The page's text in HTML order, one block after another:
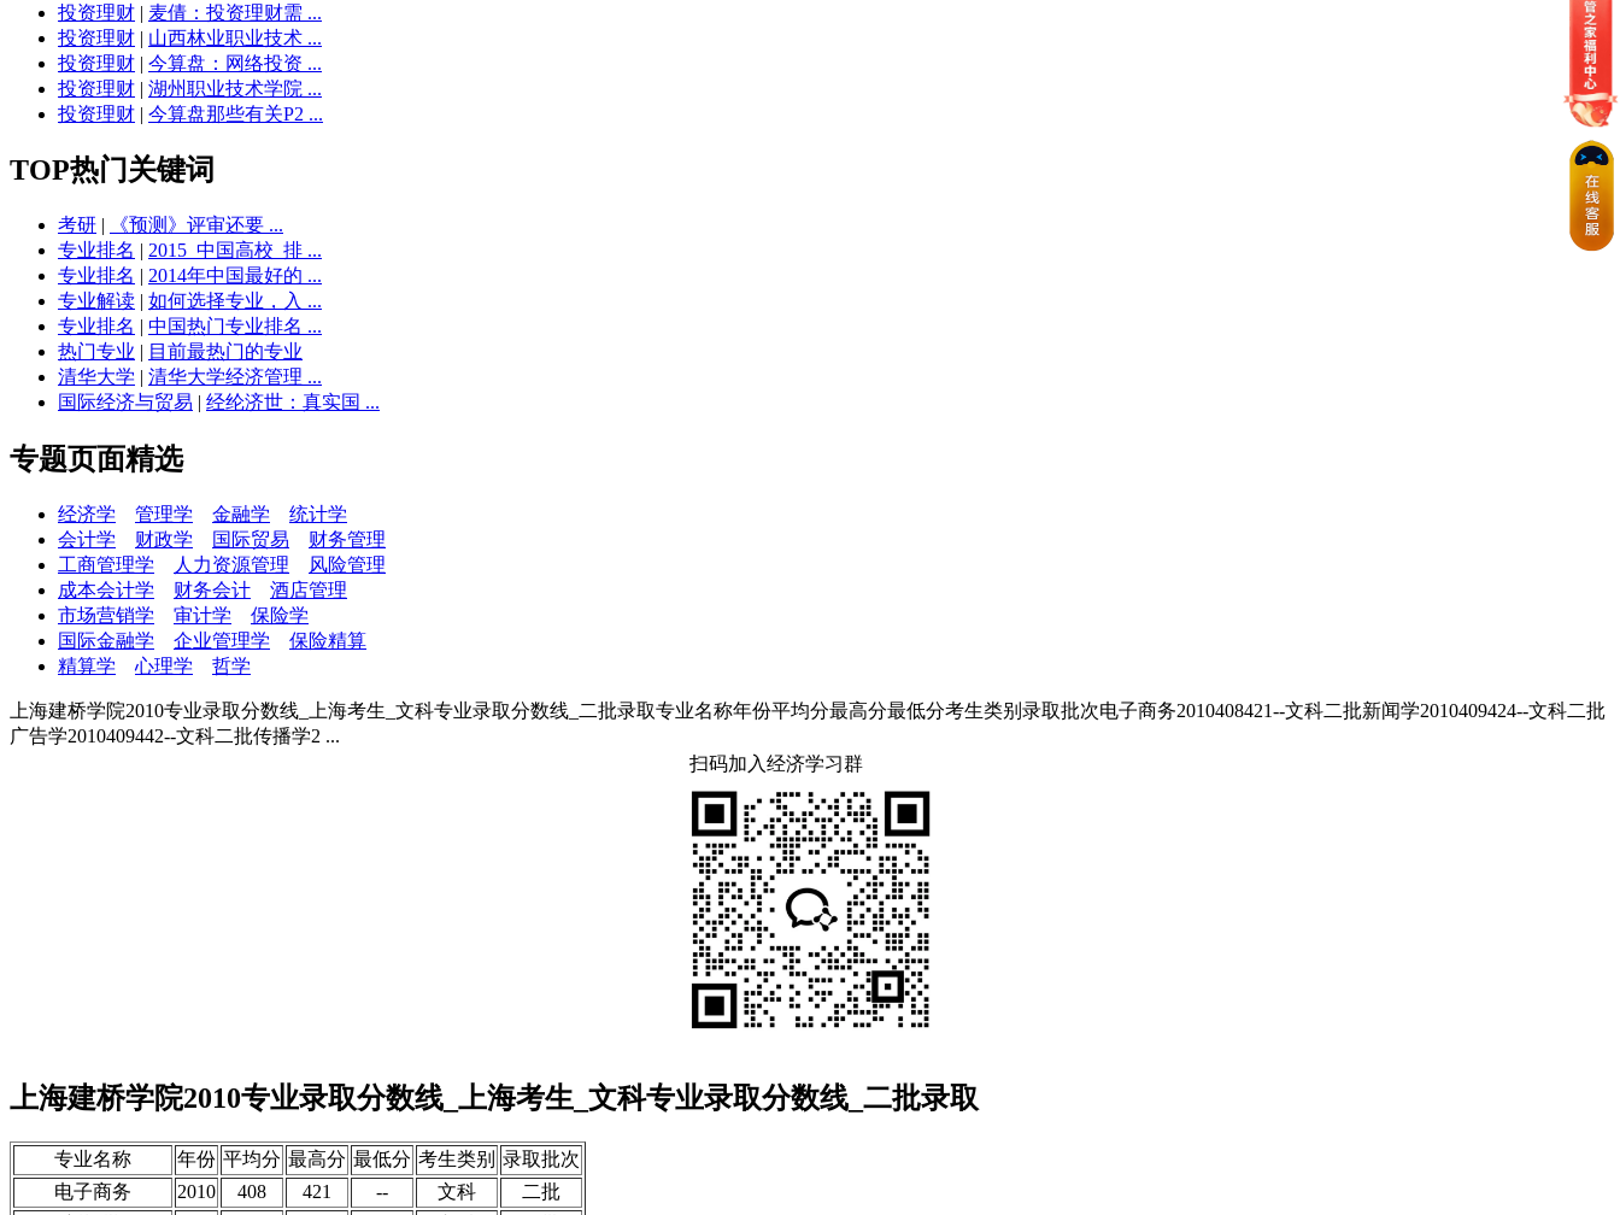
投资理财 | 麦倩：投资理财需 ...
投资理财 | 山西林业职业技术 ...
投资理财 | 今算盘：网络投资 ...
投资理财 | 湖州职业技术学院 ...
投资理财 | 今算盘那些有关P2 ...
TOP热门关键词
考研 |
《预测》评审还要 ...
专业排名 | 2015_中国高校_排 ...
专业排名 | 2014年中国最好的 ...
专业解读 | 如何选择专业，入 ...
专业排名 | 中国热门专业排名 ...
热门专业 | 目前最热门的专业
清华大学 | 清华大学经济管理 ...
国际经济与贸易 | 经纶济世：真实国 ...
专题页面精选
经济学 管理学 金融学
统计学
会计学
财政学 国际贸易
财务管理
工商管理学
人力资源管理
风险管理
成本会计学
财务会计
酒店管理
市场营销学
审计学
保险学
国际金融学
企业管理学
保险精算
精算学
心理学 哲学
上海建桥学院2010专业录取分数线_上海考生_文科专业录取分数线_二批录取专业名称年份平均分最高分最低分考生类别录取批次电子商务2010408421--文科二批新闻学2010409424--文科二批
广告学2010409442--文科二批传播学2 ...
扫码加入经济学习群
上海建桥学院2010专业录取分数线_上海考生_文科专业录取分数线_二批录取
专业名称 年份 平均分 最高分 最低分 考生类别 录取批次
电子商务
2010 408 421 -- 文科
二批